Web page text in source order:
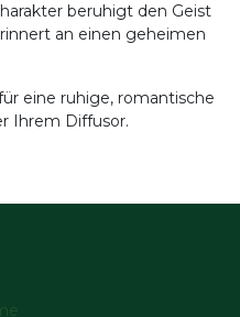
beruhigt den Geist
an einen geheimen
eine ruhige, romantische
Ihrem Diffusor.